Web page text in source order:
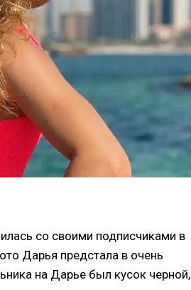
со своими подписчиками в
Дарья предстала в очень
на Дарье был кусок черной,